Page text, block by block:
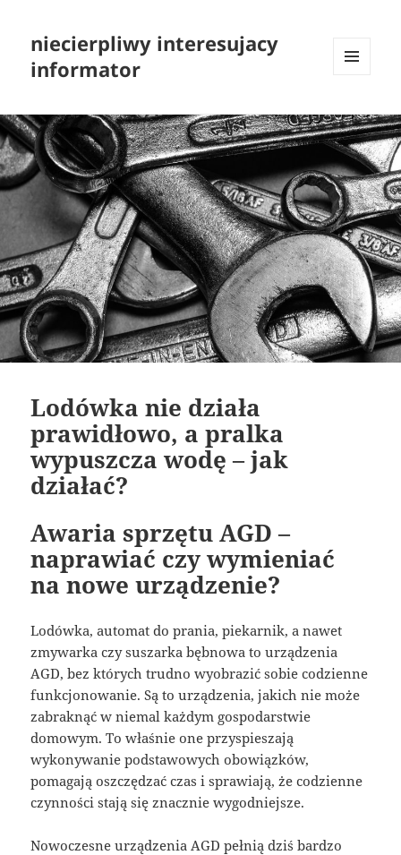
niecierpliwy interesujacy
informator
WIDGETY
Lodówka nie działa
prawidłowo, a pralka
wypuszcza wodę – jak
działać?
Awaria sprzętu AGD –
naprawiać czy wymieniać
na nowe urządzenie?
Lodówka, automat do prania, piekarnik, a nawet
zmywarka czy suszarka bębnowa to urządzenia
AGD, bez których trudno wyobrazić sobie codzienne
funkcjonowanie. Są to urządzenia, jakich nie może
zabraknąć w niemal każdym gospodarstwie
domowym. To właśnie one przyspieszają
wykonywanie podstawowych obowiązków,
pomagają oszczędzać czas i sprawiają, że codzienne
czynności stają się znacznie wygodniejsze.
Nowoczesne urządzenia AGD pełnią dziś bardzo